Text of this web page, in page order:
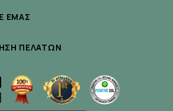
φυσιολογικό
B12.*
άτομα με αυξημένα επίπεδα
άνω των 40, ή όσους
υποστήριξη για την υγεία της
ΕΜΆΣ
ΠΕΛΑΤΏΝ